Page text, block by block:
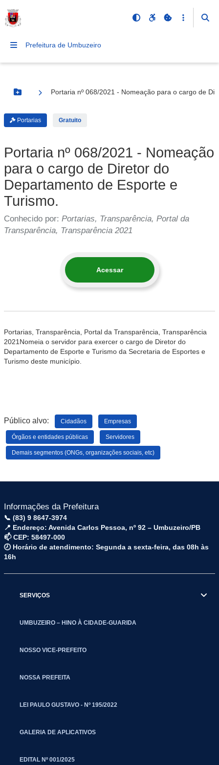
Prefeitura de Umbuzeiro
Botão Menu
Portaria nº 068/2021 - Nomeação para o cargo de
Portarias Gratuito
Portaria nº 068/2021 - Nomeação
para o cargo de Diretor do
Departamento de Esporte e
Turismo.
Conhecido por: Portarias, Transparência, Portal da
Transparência, Transparência 2021
Acessar
Portarias, Transparência, Portal da Transparência, Transparência
2021 Nomeia o servidor para exercer o cargo de Diretor do
Departamento de Esporte e Turismo da Secretaria de Esportes e
Turismo deste município.
Público alvo: Cidadãos Empresas
Órgãos e entidades públicas Servidores
Demais segmentos (ONGs, organizações sociais, etc)
Informações da Prefeitura
📞 (83) 9 8647-3974
📍 Endereço: Avenida Carlos Pessoa, nº 92 – Umbuzeiro/PB
📫 CEP: 58497-000
🕗 Horário de atendimento: Segunda a sexta-feira, das 08h às
16h
SERVIÇOS
UMBUZEIRO – HINO À CIDADE-GUARIDA
NOSSO VICE-PREFEITO
NOSSA PREFEITA
LEI PAULO GUSTAVO - Nº 195/2022
GALERIA DE APLICATIVOS
EDITAL Nº 001/2025